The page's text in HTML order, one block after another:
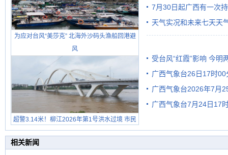
为应对台风“美莎克” 北海外沙码头渔船回港避
风
超警3.14米！柳江2026年第1号洪水过境 市民
在堤岸见证汛况
7月30日起广西有一次
天气实况和未来七天天
受台风“红霞”影响 今明
有较强降雨
广西气象台26日17时
广西气象台2026年7月
级预警
广西气象台7月24日17
相关新闻